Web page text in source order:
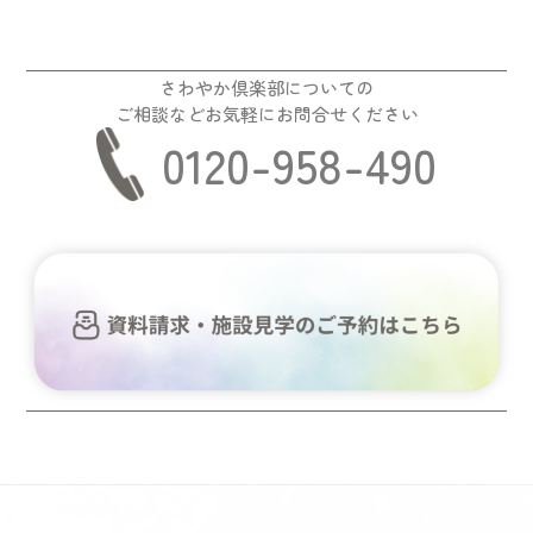
さわやか倶楽部についての
ご相談などお気軽にお問合せください
0120-958-490